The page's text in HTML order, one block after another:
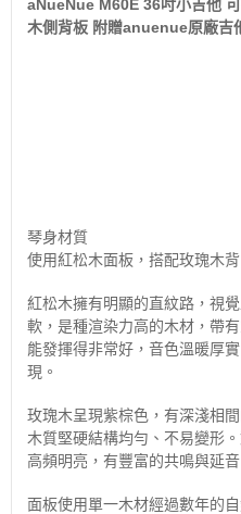
aNueNue M60E 36吋小吉他
木側背板 附贈anuenue原廠吉
琴身材質
使用紅松木面板，搭配玫瑰木背
紅松木擁有明顯的直紋路，視
軟，是種渲染力高的木材，帶
能發揮得非常好，音色溫暖厚
現。
玫瑰木呈現紫棕色，有深淺相
木質堅硬結構均勻、不易變形
高頻明亮，有豐富的共鳴與延音
面板使用單一木材經過數年的